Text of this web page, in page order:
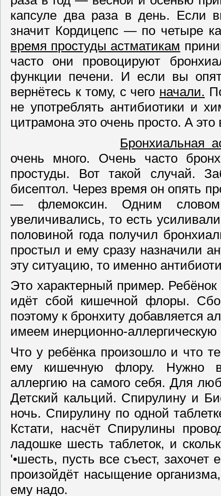
капсуле два раза в день. Если
значит Кордицепс — по четыре
время простуды астматикам
часто они провоцируют
функции печени. И если вы
вернётесь к тому, с чего начали.
не употреблять антибиотики и
цитрамона это очень просто. А
Бронхиальная
очень много. Очень часто
простуды. Вот такой случай.
бисептол. Через время он опять
— флемоксин. Одним
увеличивались, то есть
половиной года получил
простыл и ему сразу назначили
эту ситуацию, то именно
Это характерный пример.
идёт сбой кишечной флоры.
поэтому к бронхиту добавляется
имеем инерционно-аллергическую
Что у ребёнка произошло и что
ему кишечную флору. Нужно
аллергию на самого себя. Для
Детский кальций. Спирулину и
ночь. Спирулину по одной
Кстати, насчёт Спирулины
ладошке шесть таблеток, и
'•шесть, пусть все съест,
произойдёт насыщение
ему надо.